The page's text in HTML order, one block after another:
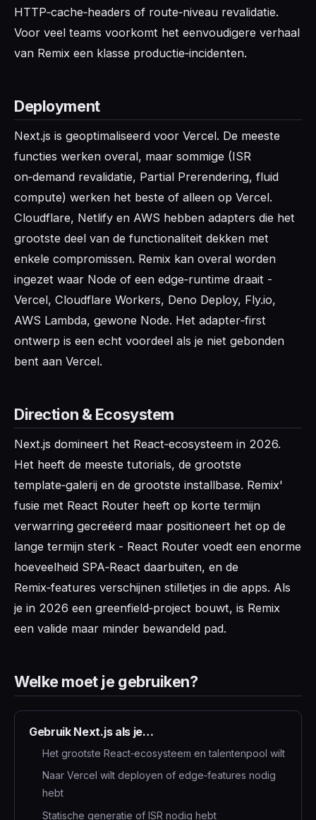
HTTP‑cache‑headers of route‑niveau revalidatie.
Voor veel teams voorkomt het eenvoudigere verhaal
van Remix een klasse productie‑incidenten.
Deployment
Next.js is geoptimaliseerd voor Vercel. De meeste
functies werken overal, maar sommige (ISR
on‑demand revalidatie, Partial Prerendering, fluid
compute) werken het beste of alleen op Vercel.
Cloudflare, Netlify en AWS hebben adapters die het
grootste deel van de functionaliteit dekken met
enkele compromissen. Remix kan overal worden
ingezet waar Node of een edge‑runtime draait -
Vercel, Cloudflare Workers, Deno Deploy, Fly.io,
AWS Lambda, gewone Node. Het adapter‑first
ontwerp is een echt voordeel als je niet gebonden
bent aan Vercel.
Direction & Ecosystem
Next.js domineert het React‑ecosysteem in 2026.
Het heeft de meeste tutorials, de grootste
template‑galerij en de grootste installbase. Remix'
fusie met React Router heeft op korte termijn
verwarring gecreëerd maar positioneert het op de
lange termijn sterk - React Router voedt een enorme
hoeveelheid SPA‑React daarbuiten, en de
Remix‑features verschijnen stilletjes in die apps. Als
je in 2026 een greenfield‑project bouwt, is Remix
een valide maar minder bewandeld pad.
Welke moet je gebruiken?
Gebruik Next.js als je…
Het grootste React‑ecosysteem en talentenpool wilt
Naar Vercel wilt deployen of edge‑features nodig
hebt
Statische generatie of ISR nodig hebt